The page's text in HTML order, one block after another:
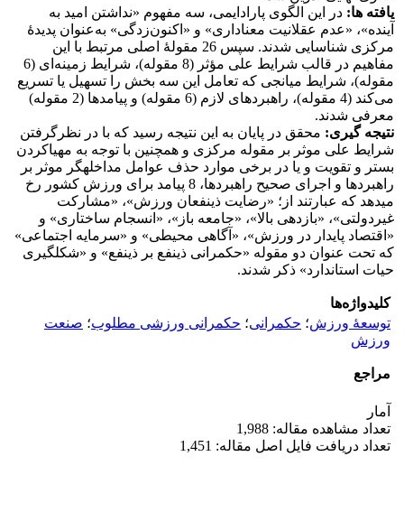
یافته ها: در این الگوی پارادایمی، سه مفهوم «نداشتن امید به
آینده»، «عدم عقلانیت معناداری» و «اکنون‌زدگی» به‌عنوان پدیدۀ
مرکزی شناسایی شدند. سپس 26 مقولۀ اصلی مرتبط با این
مفاهیم در قالب شرایط علی مؤثر (8 مقوله)، شرایط زمینه‌ای (6
مقوله)، شرایط میانجی که تعامل این سه بخش را تسهیل یا تسریع
می‌کند (4 مقوله)، راهبردهای لازم (6 مقوله) و پیامدها (2 مقوله)
معرفی شدند.
نتیجه گیری: محقق در پایان به این نتیجه رسید که با در نظرگرفتن
شرایط علی موثر بر مقوله مرکزی و همچنین با توجه به مهیا­کردن
بستر و تقویت و یا در برخی موارد حذف عوامل مداخله­گر موثر بر
راهبردها و اجرای صحیح راهبردها، 8 پیامد برای ورزش کشور رخ
می­دهد که عبارتند از؛ «رضایت ذینفعان ورزش»، «مشارکت
غیردولتی»، «بازدهی بالا»، «جامعه باز»، «انسجام ساختاری» و
«اقتصاد پایدار در ورزش»، «آگاهی محیطی» و «سرمایه اجتماعی»
که تحت عنوان دو مقوله «حکمرانی ذینفع بر ذینفع» و «شکل­گیری
حیات استاندارد» ذکر شدند.
کلیدواژه‌ها
توسعۀ ورزش؛ حکمرانی؛ حکمرانی ورزشی مطلوب؛ صنعت
ورزش
مراجع
آمار
تعداد مشاهده مقاله: 1,988
تعداد دریافت فایل اصل مقاله: 1,451